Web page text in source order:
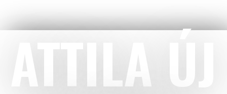
ATTILA ÚJ